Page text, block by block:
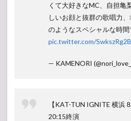
くて大好きなMC、自担亀
しいお顔と抜群の歌唱力
のようなスペシャルな時
pic.twitter.com/
— KAMENORI
【KAT-TUN IGNITE 横浜
20:15終演